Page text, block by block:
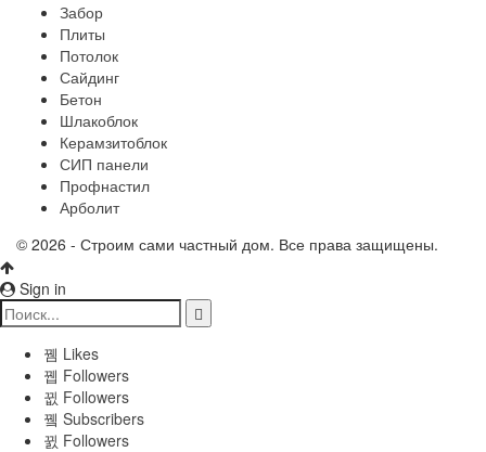
Забор
Плиты
Потолок
Сайдинг
Бетон
Шлакоблок
Керамзитоблок
СИП панели
Профнастил
Арболит
© 2026 - Строим сами частный дом. Все права защищены.
Sign in
Likes
Followers
Followers
Subscribers
Followers